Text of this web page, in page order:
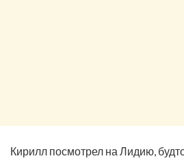
Кирилл посмотрел на Лидию,